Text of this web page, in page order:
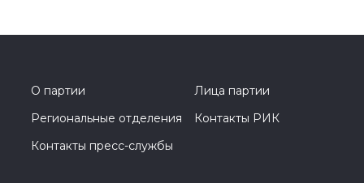
О партии
Лица партии
Региональные отделения
Контакты РИК
Контакты пресс-службы